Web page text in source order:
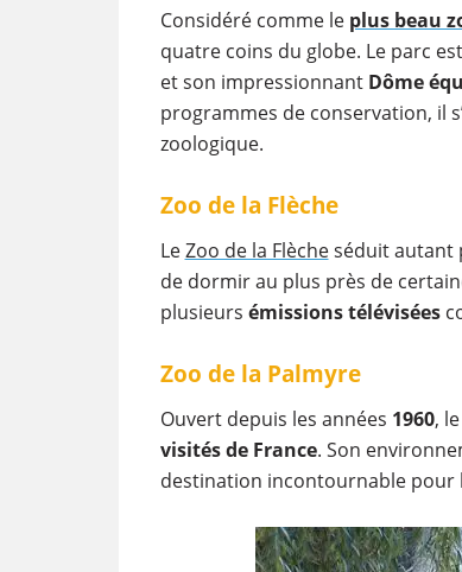
Considéré comme le plus beau
quatre coins du globe. Le parc
et son impressionnant Dôme
programmes de conservation, il
zoologique.
Zoo de la Flèche
LeZoo de la Flècheséduit autant
de dormir au plus près de
plusieurs émissions télévisées
Zoo de la Palmyre
Ouvert depuis les années 1960, le
visités de France. Son
destination incontournable pour